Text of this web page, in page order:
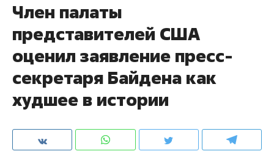
Член палаты
представителей США
оценил заявление пресс-
секретаря Байдена как
худшее в истории